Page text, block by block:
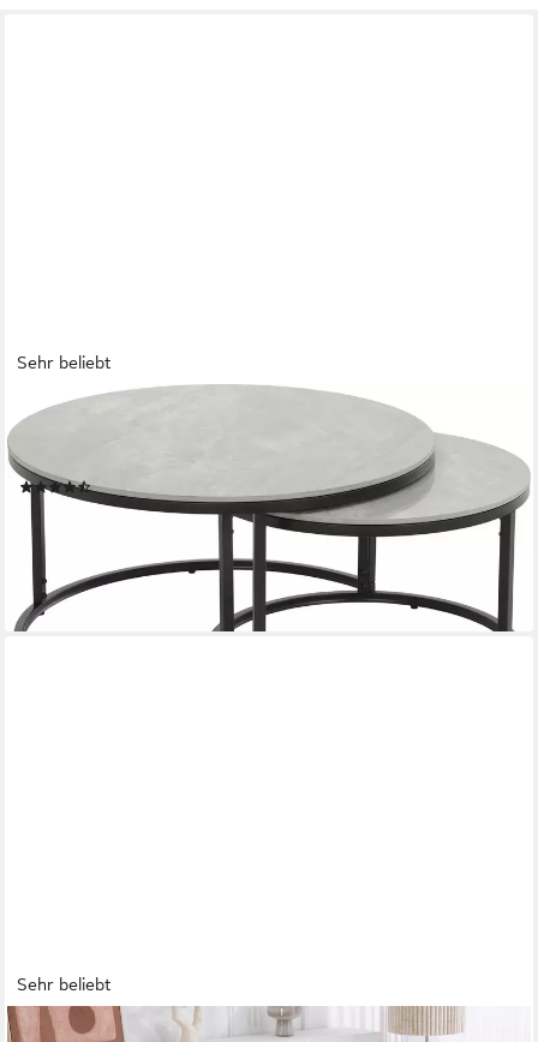
Sehr beliebt
HELA
Satztisch LUIS, Couchtisch rund (Set, 2-St), 2er Set, 12mm
Sinterstein; Marmoroptik, Boho Wohnzimmertisch
(129)
167,99 € UVP249,99 €
-33%
lieferbar - in 5-6 Werktagen bei dir
Sehr beliebt
DUO COLLECTION